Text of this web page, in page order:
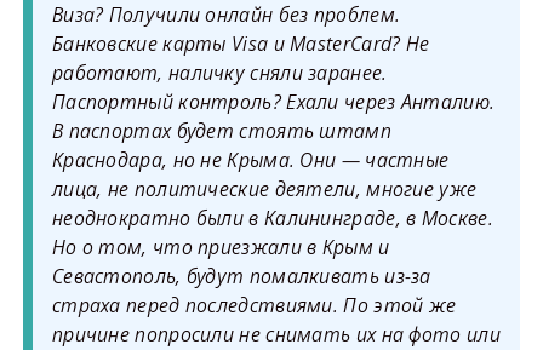
Виза? Получили онлайн без проблем.
Банковские карты Visa и MasterCard? Не
работают, наличку сняли заранее.
Паспортный контроль? Ехали через Анталию.
В паспортах будет стоять штамп
Краснодара, но не Крыма. Они — частные
лица, не политические деятели, многие уже
неоднократно были в Калининграде, в Москве.
Но о том, что приезжали в Крым и
Севастополь, будут помалкивать из-за
страха перед последствиями. По этой же
причине попросили не снимать их на фото или